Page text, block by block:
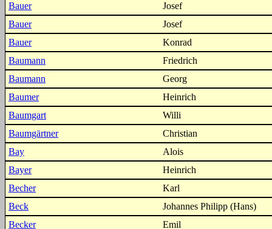
Bauer
Josef
Bauer
Josef
Bauer
Konrad
Baumann
Friedrich
Baumann
Georg
Baumer
Heinrich
Baumgart
Willi
Baumgärtner
Christian
Bay
Alois
Bayer
Heinrich
Becher
Karl
Beck
Johannes Philipp (Hans)
Becker
Emil